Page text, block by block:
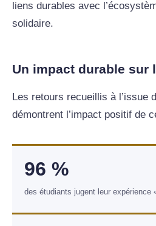
liens durables avec
solidaire.
Un impact durable sur
Les retours recueillis à l’issue
démontrent l’impact positif de
96 %
des étudiants jugent leur expérience